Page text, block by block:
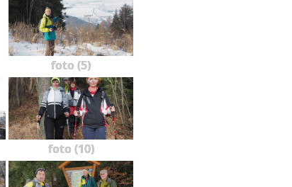
foto (5)
foto (10)